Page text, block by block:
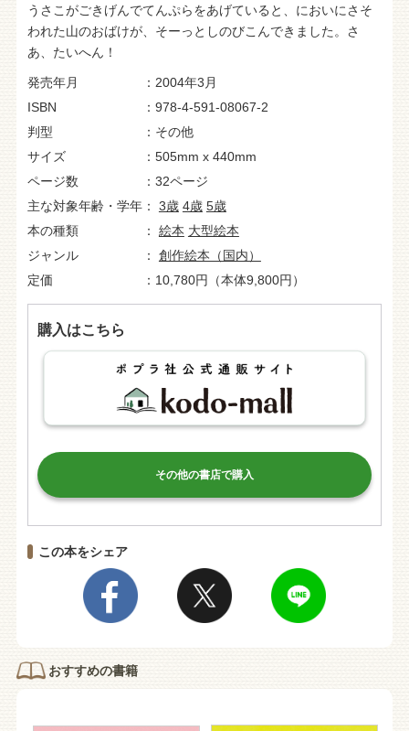
うさこがごきげんでてんぷらをあげていると、においにさそ
われた山のおばけが、そーっとしのびこんできました。さ
あ、たいへん！
発売年月
2004年3月
ISBN
978-4-591-08067-2
判型
その他
サイズ
505mm x 440mm
ページ数
32ページ
主な対象年齢・学年
3歳 4歳 5歳
本の種類
絵本 大型絵本
ジャンル
創作絵本（国内）
定価
10,780円（本体9,800円）
購入はこちら
その他の書店で購入
この本をシェア
おすすめの書籍